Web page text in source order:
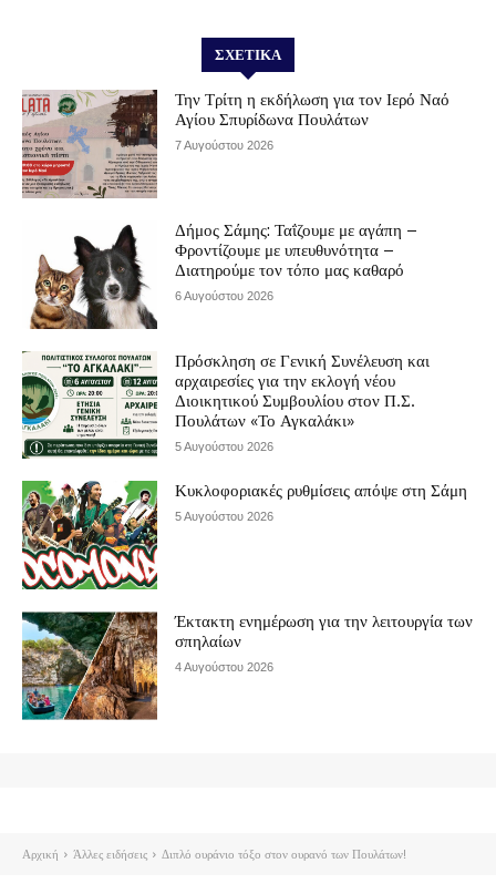
ΣΧΕΤΙΚΆ
Την Τρίτη η εκδήλωση για τον Ιερό Ναό
Αγίου Σπυρίδωνα Πουλάτων
7 Αυγούστου 2026
Δήμος Σάμης: Ταΐζουμε με αγάπη –
Φροντίζουμε με υπευθυνότητα –
Διατηρούμε τον τόπο μας καθαρό
6 Αυγούστου 2026
Πρόσκληση σε Γενική Συνέλευση και
αρχαιρεσίες για την εκλογή νέου
Διοικητικού Συμβουλίου στον Π.Σ.
Πουλάτων «Το Αγκαλάκι»
5 Αυγούστου 2026
Κυκλοφοριακές ρυθμίσεις απόψε στη Σάμη
5 Αυγούστου 2026
Έκτακτη ενημέρωση για την λειτουργία των
σπηλαίων
4 Αυγούστου 2026